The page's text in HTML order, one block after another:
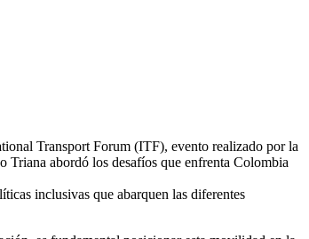
Transport Forum (ITF), evento realizado por la
abordó los desafíos que enfrenta Colombia
inclusivas que abarquen las diferentes